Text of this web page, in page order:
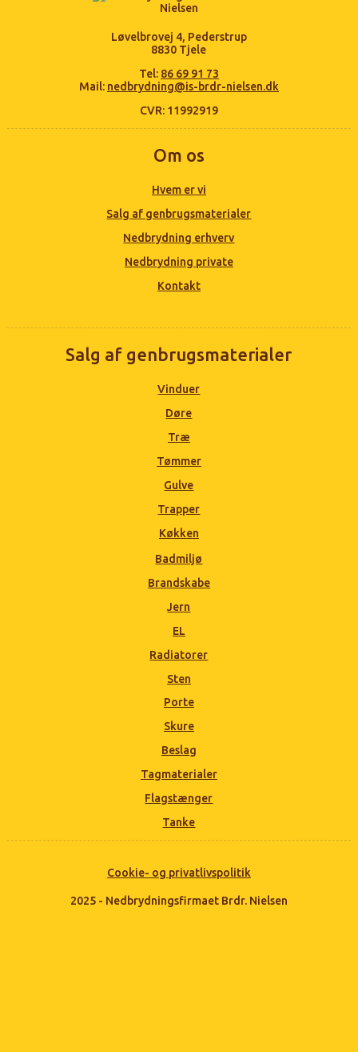
Løvelbrovej 4, Pederstrup
8830 Tjele
Tel: 86 69 91 73
Mail: nedbrydning@is-brdr-nielsen.dk
CVR: 11992919
Om os
Hvem er vi
Salg af genbrugsmaterialer
Nedbrydning erhverv
Nedbrydning private
Kontakt
Salg af genbrugsmaterialer
Vinduer
Døre
Træ
Tømmer
Gulve
Trapper
Køkken
Badmiljø
Brandskabe
Jern
EL
Radiatorer
Sten
Porte
Skure
Beslag
Tagmaterialer
Flagstænger
Tanke
Cookie- og privatlivspolitik
2025 - Nedbrydningsfirmaet Brdr. Nielsen